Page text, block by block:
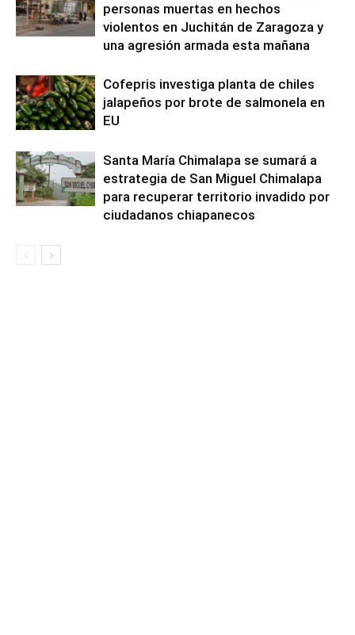
personas muertas en hechos
violentos en Juchitán de Zaragoza y
una agresión armada esta mañana
Cofepris investiga planta de chiles
jalapeños por brote de salmonela en
EU
Santa María Chimalapa se sumará a
estrategia de San Miguel Chimalapa
para recuperar territorio invadido por
ciudadanos chiapanecos